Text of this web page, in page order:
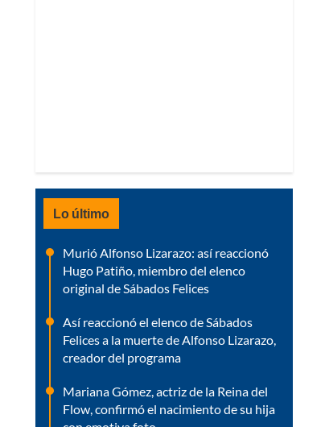
Lo último
Murió Alfonso Lizarazo: así reaccionó
Hugo Patiño, miembro del elenco
original de Sábados Felices
Así reaccionó el elenco de Sábados
Felices a la muerte de Alfonso Lizarazo,
creador del programa
Mariana Gómez, actriz de la Reina del
Flow, confirmó el nacimiento de su hija